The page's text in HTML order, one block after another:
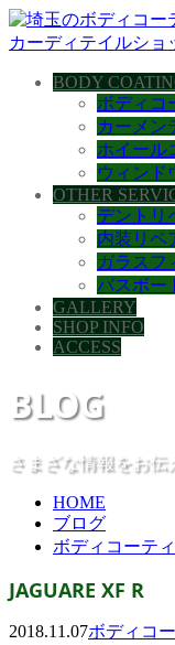
BODY
ボディコ
カーメン
ホイール
ウィンド
OTHER
デントリ
内装リペ
ガラスフ
バスボー
GALLERY
SHOP INFO
ACCESS
BLOG
さまざな情報をお伝
HOME
ブログ
ボディコーテ
JAGUARE XF R
2018.11.07ボディコ